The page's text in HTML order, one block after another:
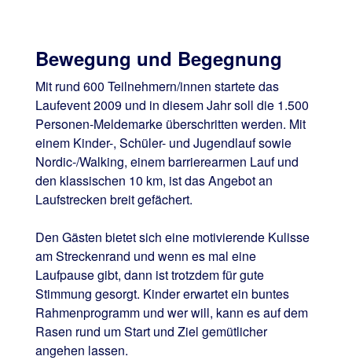
Bewegung und Begegnung
Mit rund 600 Teilnehmern/innen startete das
Laufevent 2009 und in diesem Jahr soll die 1.500
Personen-Meldemarke überschritten werden. Mit
einem Kinder-, Schüler- und Jugendlauf sowie
Nordic-/Walking, einem barrierearmen Lauf und
den klassischen 10 km, ist das Angebot an
Laufstrecken breit gefächert.
Den Gästen bietet sich eine motivierende Kulisse
am Streckenrand und wenn es mal eine
Laufpause gibt, dann ist trotzdem für gute
Stimmung gesorgt. Kinder erwartet ein buntes
Rahmenprogramm und wer will, kann es auf dem
Rasen rund um Start und Ziel gemütlicher
angehen lassen.